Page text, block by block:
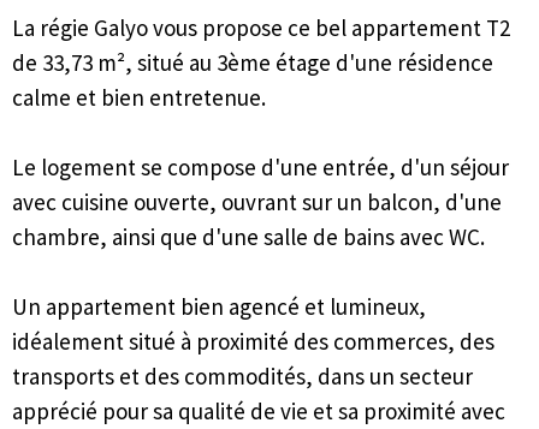
La régie Galyo vous propose ce bel appartement T2
de 33,73 m², situé au 3ème étage d'une résidence
calme et bien entretenue.
Le logement se compose d'une entrée, d'un séjour
avec cuisine ouverte, ouvrant sur un balcon, d'une
chambre, ainsi que d'une salle de bains avec WC.
Un appartement bien agencé et lumineux,
idéalement situé à proximité des commerces, des
transports et des commodités, dans un secteur
apprécié pour sa qualité de vie et sa proximité avec